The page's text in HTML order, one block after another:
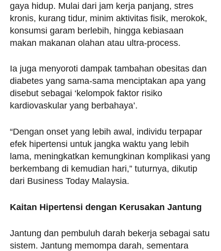
gaya hidup. Mulai dari jam kerja panjang, stres
kronis, kurang tidur, minim aktivitas fisik, merokok,
konsumsi garam berlebih, hingga kebiasaan
makan makanan olahan atau ultra-process.
Ia juga menyoroti dampak tambahan obesitas dan
diabetes yang sama-sama menciptakan apa yang
disebut sebagai ‘kelompok faktor risiko
kardiovaskular yang berbahaya’.
“Dengan onset yang lebih awal, individu terpapar
efek hipertensi untuk jangka waktu yang lebih
lama, meningkatkan kemungkinan komplikasi yang
berkembang di kemudian hari,” tuturnya, dikutip
dari Business Today Malaysia.
Kaitan Hipertensi dengan Kerusakan Jantung
Jantung dan pembuluh darah bekerja sebagai satu
sistem. Jantung memompa darah, sementara